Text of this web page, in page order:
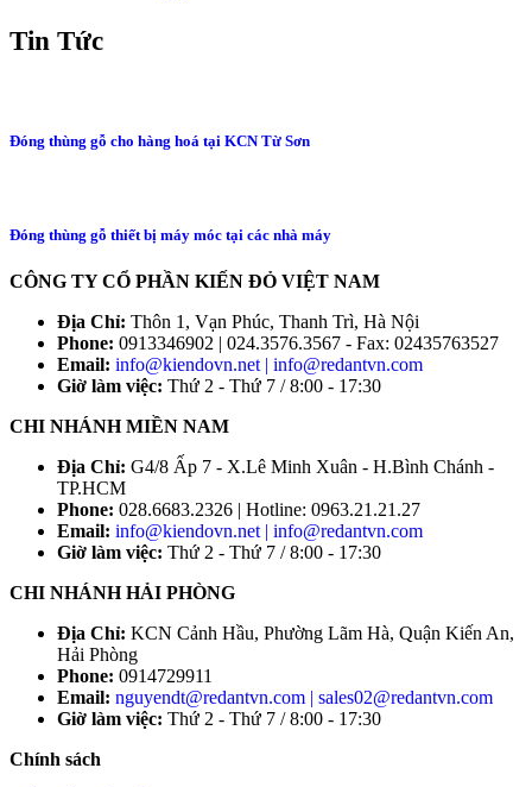
Tin Tức
Đóng thùng gỗ cho hàng hoá tại KCN Từ Sơn
Đóng thùng gỗ thiết bị máy móc tại các nhà máy
CÔNG TY CỔ PHẦN KIẾN ĐỎ VIỆT NAM
Địa Chỉ: Thôn 1, Vạn Phúc, Thanh Trì, Hà Nội
Phone: 0913346902 | 024.3576.3567 - Fax: 02435763527
Email: info@kiendovn.net | info@redantvn.com
Giờ làm việc: Thứ 2 - Thứ 7 / 8:00 - 17:30
CHI NHÁNH MIỀN NAM
Địa Chỉ: G4/8 Ấp 7 - X.Lê Minh Xuân - H.Bình Chánh -
TP.HCM
Phone: 028.6683.2326 | Hotline: 0963.21.21.27
Email: info@kiendovn.net | info@redantvn.com
Giờ làm việc: Thứ 2 - Thứ 7 / 8:00 - 17:30
CHI NHÁNH HẢI PHÒNG
Địa Chỉ: KCN Cảnh Hầu, Phường Lãm Hà, Quận Kiến An,
Hải Phòng
Phone: 0914729911
Email: nguyendt@redantvn.com | sales02@redantvn.com
Giờ làm việc: Thứ 2 - Thứ 7 / 8:00 - 17:30
Chính sách